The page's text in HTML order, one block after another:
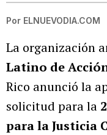
Por ELNUEVODIA.COM
La organización
Latino de
Rico anunció la
solicitud para la
para la Justicia